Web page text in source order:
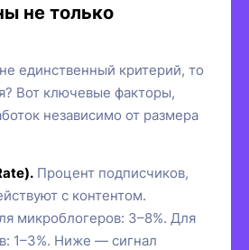
не только
единственный критерий, то
Вот ключевые факторы,
независимо от размера
Процент подписчиков,
с контентом.
микроблогеров: 3–8%. Для
1–3%. Ниже — сигнал